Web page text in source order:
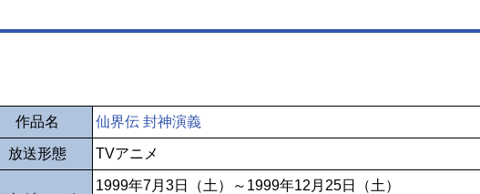
作品名 仙界伝 封神演義
放送形態 TVアニメ
1999年7月3日（土）～1999年12月25日（土）